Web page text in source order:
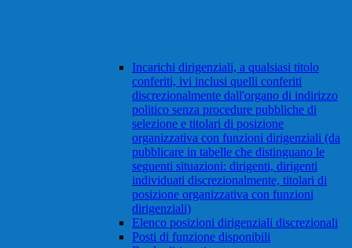
Incarichi dirigenziali, a qualsiasi titolo
conferiti, ivi inclusi quelli conferiti
discrezionalmente dall'organo di indirizzo
politico senza procedure pubbliche di
selezione e titolari di posizione
organizzativa con funzioni dirigenziali (da
pubblicare in tabelle che distinguano le
seguenti situazioni: dirigenti, dirigenti
individuati discrezionalmente, titolari di
posizione organizzativa con funzioni
dirigenziali)
Elenco posizioni dirigenziali discrezionali
Posti di funzione disponibili